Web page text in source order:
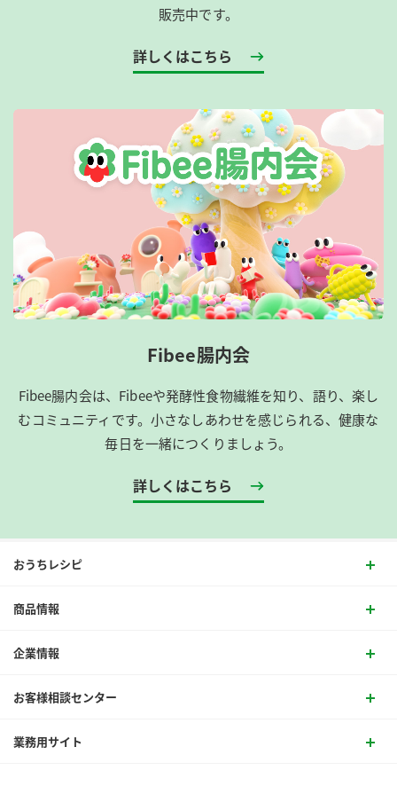
販売中です。
詳しくはこちら
Fibee腸内会
Fibee腸内会は、​Fibeeや発酵性食物繊維を知り、語り、楽し
むコミュニティです。​小さなしあわせを感じられる、健康な
毎日を一緒につくりましょう。
詳しくはこちら
おうちレシピ
商品情報
企業情報
お客様相談センター
業務用サイト